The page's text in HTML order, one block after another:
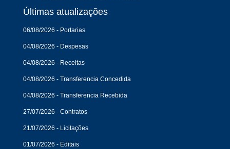
Últimas atualizações
06/08/2026 - Portarias
04/08/2026 - Despesas
04/08/2026 - Receitas
04/08/2026 - Transferencia Concedida
04/08/2026 - Transferencia Recebida
27/07/2026 - Contratos
21/07/2026 - Licitações
01/07/2026 - Editais